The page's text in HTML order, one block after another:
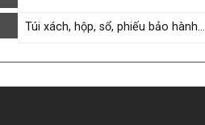
Túi xách, hộp, sổ, phiếu bảo hành…